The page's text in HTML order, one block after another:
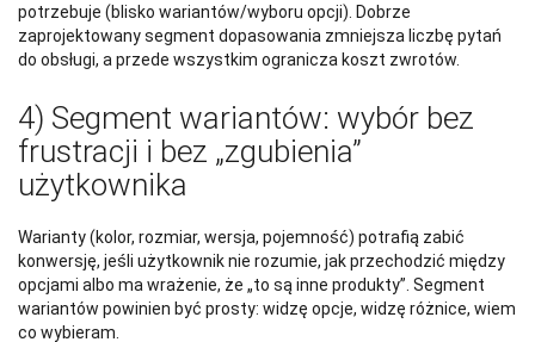
potrzebuje (blisko wariantów/wyboru opcji). Dobrze
zaprojektowany segment dopasowania zmniejsza liczbę pytań
do obsługi, a przede wszystkim ogranicza koszt zwrotów.
4) Segment wariantów: wybór bez
frustracji i bez „zgubienia”
użytkownika
Warianty (kolor, rozmiar, wersja, pojemność) potrafią zabić
konwersję, jeśli użytkownik nie rozumie, jak przechodzić między
opcjami albo ma wrażenie, że „to są inne produkty”. Segment
wariantów powinien być prosty: widzę opcje, widzę różnice, wiem
co wybieram.